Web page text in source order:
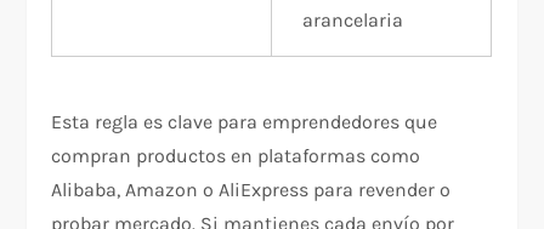
arancelaria
Esta regla es clave para emprendedores que
compran productos en plataformas como
Alibaba, Amazon o AliExpress para revender o
probar mercado. Si mantienes cada envío por